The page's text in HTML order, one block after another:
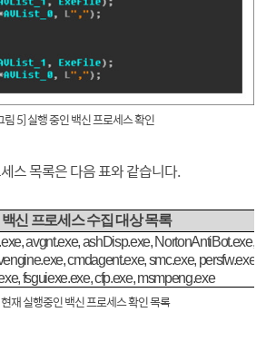
림 5] 실행 중인 백신 프로세스 확인
스 목록은 다음 표와 같습니다.
백신 프로세스 수집 대상 목록
avgnt.exe, ashDisp.exe, NortonAntiBot.exe,
cmdagent.exe, smc.exe, persfw.exe,
fsguiexe.exe, cfp.exe, msmpeng.exe
재 실행중인 백신 프로세스 확인 목록